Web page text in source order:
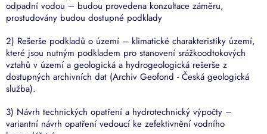
odpadní vodou – budou provedena konzultace záměru,
prostudovány budou dostupné podklady
2) Rešerše podkladů o území – klimatické charakteristiky území,
které jsou nutným podkladem pro stanovení srážkoodtokových
vztahů v území a geologická a hydrogeologická rešerše z
dostupných archivních dat (Archiv Geofond - Česká geologická
služba).
3) Návrh technických opatření a hydrotechnický výpočty –
variantní návrh opatření vedoucí ke zefektivnění vodního